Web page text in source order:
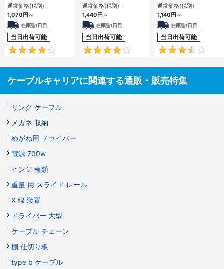
通常価格(税別)：
1,070 円 ～
在庫品1日目
当日出荷可能
4.1
通常価格(税別)：
1,440 円 ～
在庫品1日目
当日出荷可能
4.2
通常価格(税別)：
1,140 円 ～
在庫品1日目
当日出荷可能
ケーブルキャリアに関連する通販・販売特集
リンク ケーブル
メガネ 収納
めがね用 ドライバー
電源 700w
ヒンジ 種類
重量 用 スライド レール
X 線 装置
ドライバー 大型
ケーブル チェーン
棚 仕切り板
type b ケーブル